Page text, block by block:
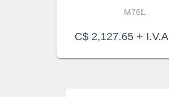
M76L
C$ 2,127.65 + I.V.A